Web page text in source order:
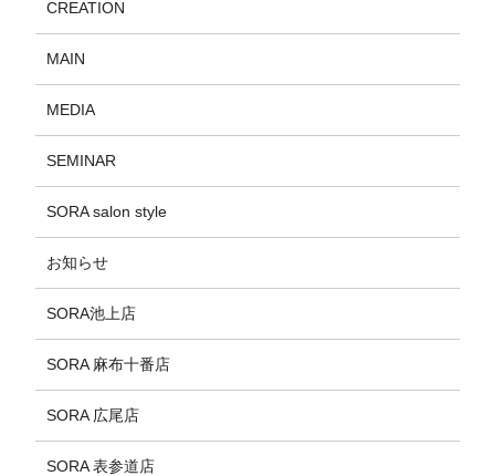
CREATION
MAIN
MEDIA
SEMINAR
SORA salon style
お知らせ
SORA池上店
SORA 麻布十番店
SORA 広尾店
SORA 表参道店